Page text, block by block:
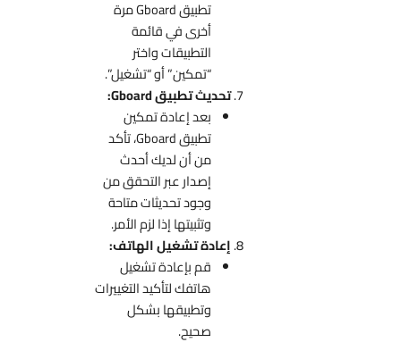
تطبيق Gboard مرة
أخرى في قائمة
التطبيقات واختر
“تمكين” أو “تشغيل”.
تحديث تطبيق Gboard:
بعد إعادة تمكين
تطبيق Gboard، تأكد
من أن لديك أحدث
إصدار عبر التحقق من
وجود تحديثات متاحة
وتثبيتها إذا لزم الأمر.
إعادة تشغيل الهاتف:
قم بإعادة تشغيل
هاتفك لتأكيد التغييرات
وتطبيقها بشكل
صحيح.